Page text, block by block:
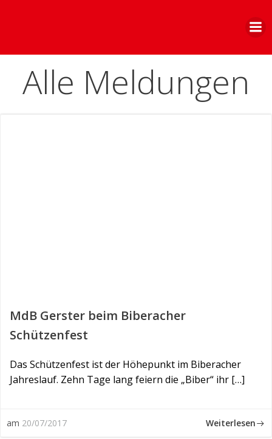
Alle Meldungen
MdB Gerster beim Biberacher
Schützenfest
Das Schützenfest ist der Höhepunkt im Biberacher
Jahreslauf. Zehn Tage lang feiern die „Biber“ ihr […]
am 20/07/2017 Weiterlesen